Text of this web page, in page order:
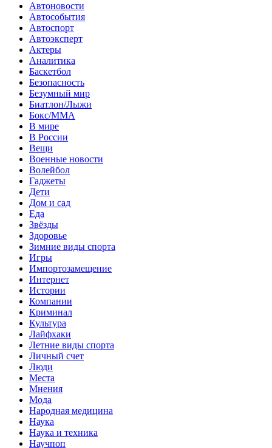
Автоновости
Автособытия
Автоспорт
Автоэксперт
Актеры
Аналитика
Баскетбол
Безопасность
Безумный мир
Биатлон/Лыжи
Бокс/MMA
В мире
В России
Вещи
Военные новости
Волейбол
Гаджеты
Дети
Дом и сад
Еда
Звёзды
Здоровье
Зимние виды спорта
Игры
Импортозамещение
Интернет
Истории
Компании
Криминал
Культура
Лайфхаки
Летние виды спорта
Личный счет
Люди
Места
Мнения
Мода
Народная медицина
Наука
Наука и техника
Научпоп